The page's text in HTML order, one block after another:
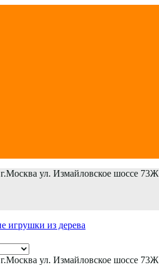
г.Москва ул. Измайловское шоссе 73Ж
г.Москва ул. Измайловское шоссе 73Ж